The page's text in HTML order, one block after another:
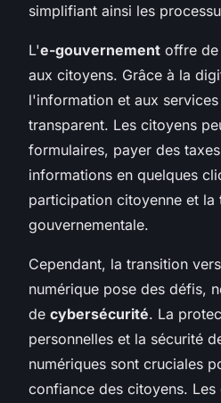
simplifiant ainsi les
L'e-gouvernement offre de
aux citoyens. Grâce à la
l'information et aux
transparent. Les citoyens
formulaires, payer des
informations en quelques
participation citoyenne et la
gouvernementale.
Cependant, la transition
numérique pose des défis,
de cybersécurité. La
personnelles et la sécurité
numériques sont cruciales
confiance des citoyens. Les